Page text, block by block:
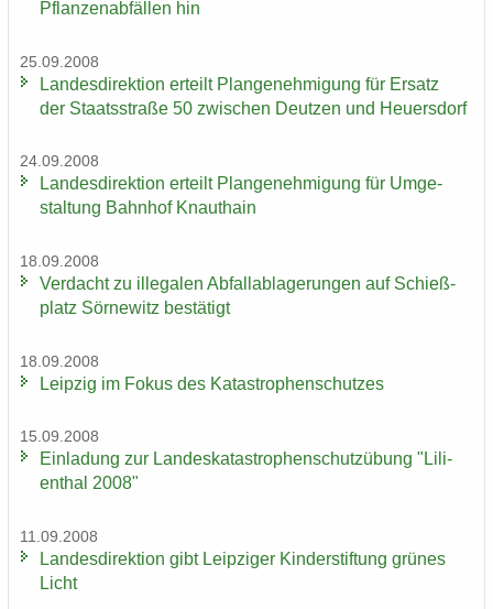
Pflan­zen­ab­fäl­len hin
25.09.2008
Lan­des­di­rek­ti­on er­teilt Plan­ge­neh­mi­gung für Er­satz
der Staats­stra­ße 50 zwi­schen Deut­zen und Heu­ers­dorf
24.09.2008
Lan­des­di­rek­ti­on er­teilt Plan­ge­neh­mi­gung für Um­ge­
stal­tung Bahn­hof Knaut­hain
18.09.2008
Ver­dacht zu il­le­ga­len Ab­fall­ab­la­ge­run­gen auf Schieß­
platz Sör­ne­witz be­stä­tigt
18.09.2008
Leip­zig im Fokus des Ka­ta­stro­phen­schut­zes
15.09.2008
Ein­la­dung zur Lan­des­ka­ta­stro­phen­schutz­übung "Li­li­
en­thal 2008"
11.09.2008
Lan­des­di­rek­ti­on gibt Leip­zi­ger Kin­der­stif­tung grü­nes
Licht